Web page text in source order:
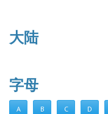
大陆
字母
A B C D